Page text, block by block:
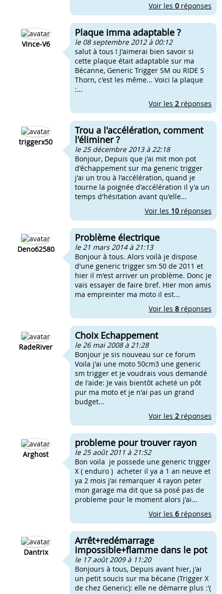
Voir les 0 réponses
Vince-V6
Plaque imma adaptable ?
le 08 septembre 2012 à 00:12
salut à tous ! J'aimerai bien savoir si
cette plaque était adaptable sur ma
Bécanne, Generic Trigger SM ou RIDE S
Thorn, c'est les même... Voici la plaque
:...
Voir les 2 réponses
triggerx50
Trou a l'accélération, comment
l'éliminer ?
le 25 décembre 2013 à 22:18
Bonjour, Depuis que j'ai mit mon pot
d'échappement sur ma generic trigger
j'ai un trou à l'accélération, quand je
tourne la poignée d'accélération il y'a un
temps d'hésitation avant qu'elle...
Voir les 10 réponses
Deno62580
Problème électrique
le 21 mars 2014 à 21:13
Bonjour à tous. Alors voilà je dispose
d'une generic trigger sm 50 de 2011 et
hier il m'est arriver un problème. Donc je
vais essayer de faire bref. Hier mon amis
ma empreinter ma moto il est...
Voir les 8 réponses
RadeRiver
Choix Echappement
le 26 mai 2008 à 21:28
Bonjour je sis nouveau sur ce forum
Voila j'ai une moto 50cm3 une generic
sm trigger et je voudrais vous demandé
de l'aide: Je vais bientôt acheté un pôt
pur ma moto et je n'ai pas un grand
budget...
Voir les 2 réponses
Arghost
probleme pour trouver rayon
le 25 août 2011 à 21:52
Bon voila je possede une generic trigger
X ( enduro ) acheter il ya a 1 an neuve et
ya 2 mois j'ai remarquer 4 rayon peter
mon garage ma dit que sa posé pas de
probleme pour le moment alors j'ai...
Voir les 6 réponses
Dantrix
Arrêt+redémarrage
impossible+flamme dans le pot
le 17 août 2009 à 11:20
Bonjours à tous, Depuis avant hier, j'ai
un petit soucis sur ma bécane (Trigger X
de chez Generic): elle ne démarre plus :'(